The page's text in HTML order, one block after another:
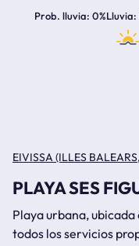
Prob. lluvia 0%Lluvia
EIVISSA (ILLES
PLAYA SES
Playa urbana, ubicada
todos los servicios